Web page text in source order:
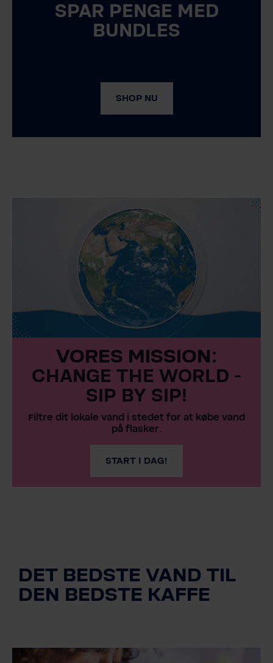
SPAR PENGE MED
BUNDLES
SHOP NU
VORES MISSION:
CHANGE THE WORLD -
SIP BY SIP!
Filtre dit lokale vand i stedet for at købe vand
på flasker.
START I DAG!
DET BEDSTE VAND TIL
DEN BEDSTE KAFFE